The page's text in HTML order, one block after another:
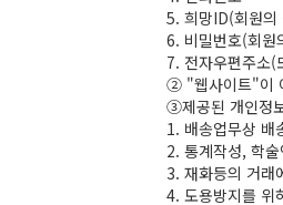
5. 희망ID(회원의
6. 비밀번호(회원
7. 전자우편주소(
② "웹사이트"이
③제공된 개인정
1. 배송업무상 배
2. 통계작성, 학
3. 재화등의 거래
4. 도용방지를 위